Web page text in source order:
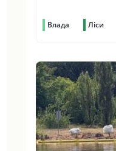
Влада Ліси